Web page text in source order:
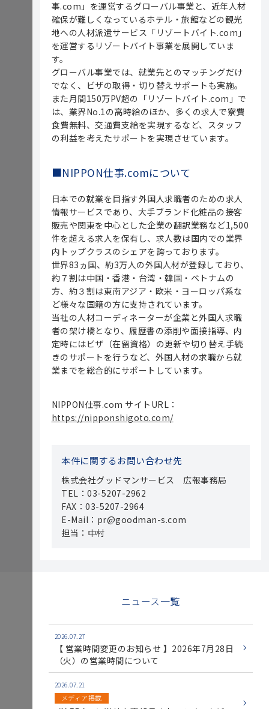
事.com」を運営するグローバル事業と、近年人材
確保が難しくなっているホテル・旅館などの観光
地への人材派遣サービス「リゾートバイト.com」
を運営するリゾートバイト事業を展開していま
す。
グローバル事業では、就業先とのマッチングだけ
でなく、ビザの取得・切り替えサポートも実施。
また月間150万PV超の「リゾートバイト.com」で
は、業界No.1の高時給のほか、多くの求人で寮費
食費無料、交通費支給を実現するなど、スタッフ
の利益を考えたサポートを実現させています。
■NIPPON仕事.comについて
日本での就業を目指す外国人求職者のための求人
情報サービスであり、大手ブランド化粧品の接客
販売や関東を中心とした企業の翻訳業務など1,500
件を超える求人を保有し、求人数は国内での業界
内トップクラスのシェアを誇っております。
世界83ヵ国、約3万人の外国人材が登録しており、
約７割は中国・香港・台湾・韓国・ベトナムの
方、約３割は東南アジア・欧米・ヨーロッパ系な
ど様々な国籍の方に支持されています。
当社の人材コーディネーターが企業と外国人求職
者の架け橋となり、履歴書の添削や面接指導、内
定時にはビザ（在留資格）の更新や切り替え手続
きのサポートを行うなど、外国人材の求職から就
業までを総合的にサポートしています。
NIPPON仕事.com サイトURL：
https://nipponshigoto.com/
本件に関するお問い合わせ先
株式会社グッドマンサービス 広報事務局
TEL：03-5207-2962
FAX：03-5207-2964
E-Mail：pr@goodman-s.com
担当：中村
ニュース一覧
2026.07.27
【 営業時間変更のお知らせ 】2026年7月28日
（火）の営業時間について
2026.07.21
メディア掲載